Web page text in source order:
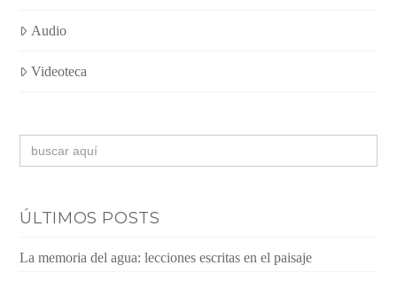
Audio
Videoteca
Buscar:
ÚLTIMOS POSTS
La memoria del agua: lecciones escritas en el paisaje